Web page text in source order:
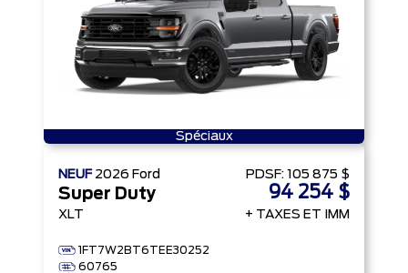
Spéciaux
NEUF 2026 Ford
Super Duty
XLT
1FT7W2BT6TEE30252
60765
PDSF: 105 875 $
94 254 $
+ TAXES ET IMM